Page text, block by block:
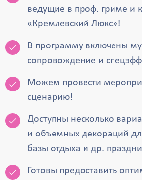
ведущие в проф. гриме и
«Кремлевский Люкс»!
В программу включены
сопровождение и
Можем провести
сценарию!
Доступны несколько
и объемных декораций
базы отдыха и др.
Готовы предоставить